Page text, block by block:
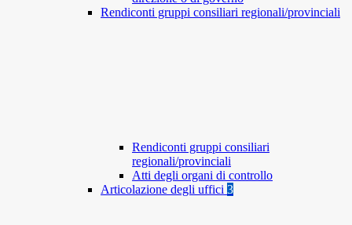
Rendiconti gruppi consiliari regionali/provinciali
Rendiconti gruppi consiliari
regionali/provinciali
Atti degli organi di controllo
Articolazione degli uffici 3